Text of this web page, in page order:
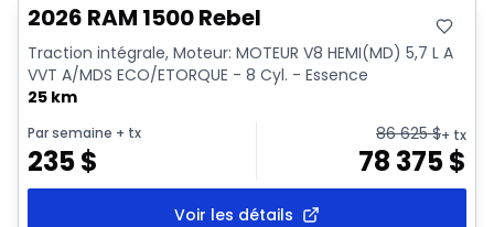
2026 RAM 1500 Rebel
Traction intégrale, Moteur: MOTEUR V8 HEMI(MD) 5,7 L A
VVT A/MDS ECO/ETORQUE - 8 Cyl. - Essence
25 km
Par semaine + tx
235$
86 625$+ tx
78 375$
Voir les détails